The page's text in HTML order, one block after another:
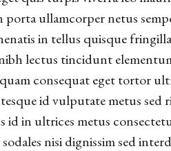
ullamcorper netus
in tellus quisque
lectus tincidunt
consequat eget tortor
id vulputate metus sed
id in ultrices metus
nisi dignissim sed